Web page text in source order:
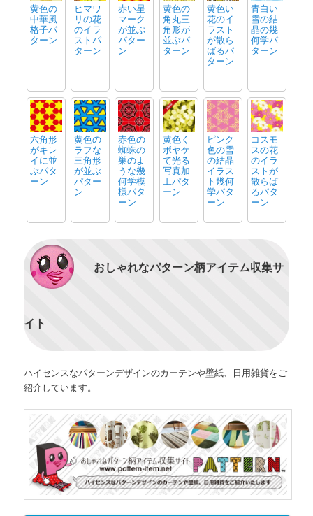
黄色の
中華風
格子パ
ターン
ヒマワ
リの花
のイラ
ストパ
ターン
赤い星
マーク
が並ぶ
パター
ン
黄色の
角丸三
角形が
並ぶパ
ターン
黄色い
花のイ
ラスト
が散ら
ばるパ
ターン
青白い
雪の結
晶の幾
何学パ
ターン
六角形
がキレ
イに並
ぶパタ
ーン
黄色の
ラフな
三角形
が並ぶ
パター
ン
赤色の
蜘蛛の
巣のよ
うな幾
何学模
様パタ
ーン
黄色く
ボヤケ
て光る
写真加
工パタ
ーン
ピンク
色の雪
の結晶
イラス
ト幾何
学パタ
ーン
コスモ
スの花
のイラ
ストが
散らば
るパタ
ーン
おしゃれなパターン柄アイテム収集サ
イト
ハイセンスなパターンデザインのカーテンや壁紙、日用雑貨をご
紹介しています。